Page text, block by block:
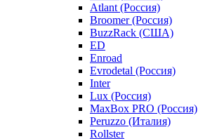
Atlant (Россия)
Broomer (Россия)
BuzzRack (США)
ED
Enroad
Evrodetal (Россия)
Inter
Lux (Россия)
MaxBox PRO (Россия)
Peruzzo (Италия)
Rollster